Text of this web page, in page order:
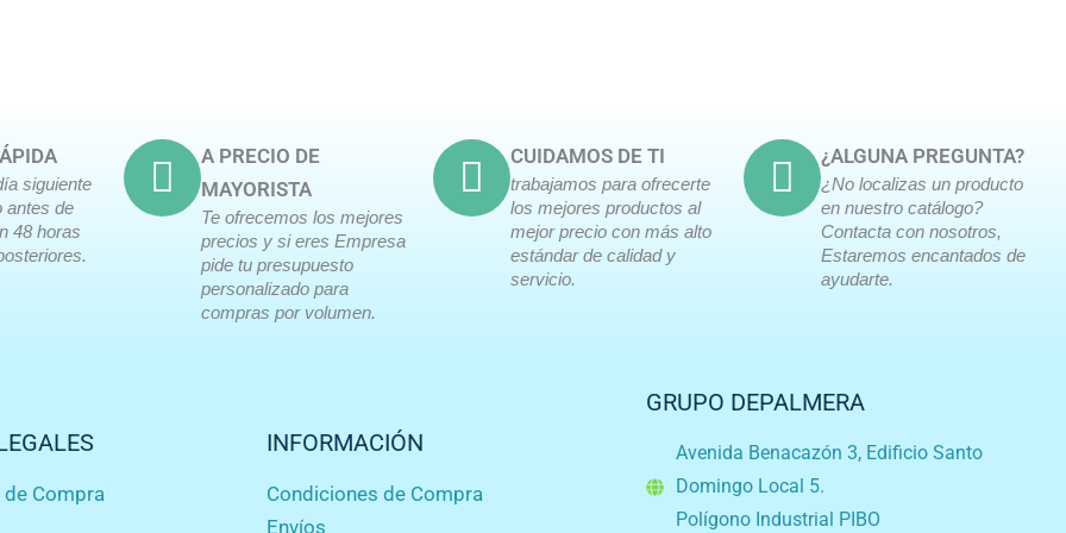
siguiente
antes de
48 horas
A PRECIO DE
MAYORISTA
Te ofrecemos los mejores
precios y si eres Empresa
pide tu presupuesto
personalizado para
compras por volumen.
CUIDAMOS DE TI
trabajamos para ofrecerte
los mejores productos al
mejor precio con más alto
estándar de calidad y
servicio.
¿ALGUNA PREGUNTA?
¿No localizas un producto
en nuestro catálogo?
Contacta con nosotros,
Estaremos encantados de
ayudarte.
Compra
INFORMACIÓN
Condiciones de Compra
Envíos
GRUPO DEPALMERA
Avenida Benacazón 3, Edificio Santo
Domingo Local 5.
Polígono Industrial PIBO